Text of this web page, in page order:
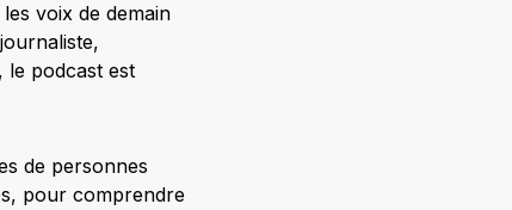
voix de demain
le podcast est
de personnes
pour comprendre